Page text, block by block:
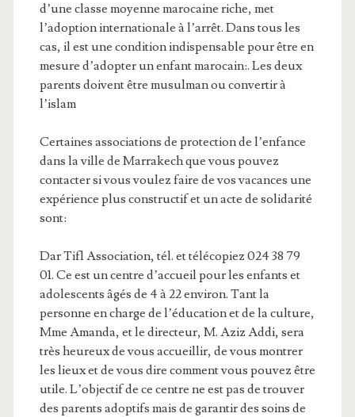
d’une classe moyenne marocaine riche, met
l’adoption internationale à l’arrêt. Dans tous les
cas, il est une condition indispensable pour être en
mesure d’adopter un enfant marocain:. Les deux
parents doivent être musulman ou convertir à
l’islam
Certaines associations de protection de l’enfance
dans la ville de Marrakech que vous pouvez
contacter si vous voulez faire de vos vacances une
expérience plus constructif et un acte de solidarité
sont:
Dar Tifl Association, tél. et télécopiez 024 38 79
01. Ce est un centre d’accueil pour les enfants et
adolescents âgés de 4 à 22 environ. Tant la
personne en charge de l’éducation et de la culture,
Mme Amanda, et le directeur, M. Aziz Addi, sera
très heureux de vous accueillir, de vous montrer
les lieux et de vous dire comment vous pouvez être
utile. L’objectif de ce centre ne est pas de trouver
des parents adoptifs mais de garantir des soins de